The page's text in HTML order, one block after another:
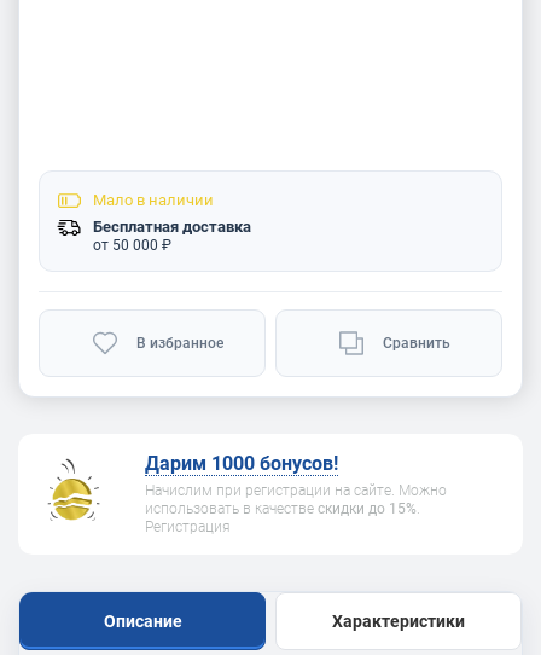
Мало в наличии
Бесплатная доставка
от 50 000 ₽
В избранное Сравнить
Дарим 1000 бонусов!
Начислим при регистрации на сайте. Можно
использовать в качестве скидки до 15%.
Регистрация
Описание Характеристики